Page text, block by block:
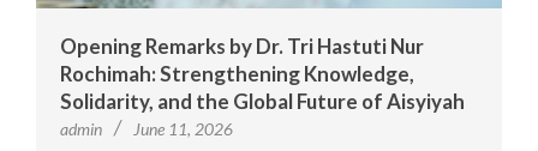
Opening Remarks by Dr. Tri Hastuti Nur
Rochimah: Strengthening Knowledge,
Solidarity, and the Global Future of Aisyiyah
admin June 11, 2026